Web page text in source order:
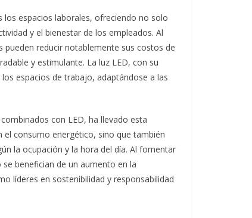
los espacios laborales, ofreciendo no solo
y el bienestar de los empleados. Al
pueden reducir notablemente sus costos de
y estimulante. La luz LED, con su
espacios de trabajo, adaptándose a las
con LED, ha llevado esta
consumo energético, sino que también
la ocupación y la hora del día. Al fomentar
benefician de un aumento en la
líderes en sostenibilidad y responsabilidad